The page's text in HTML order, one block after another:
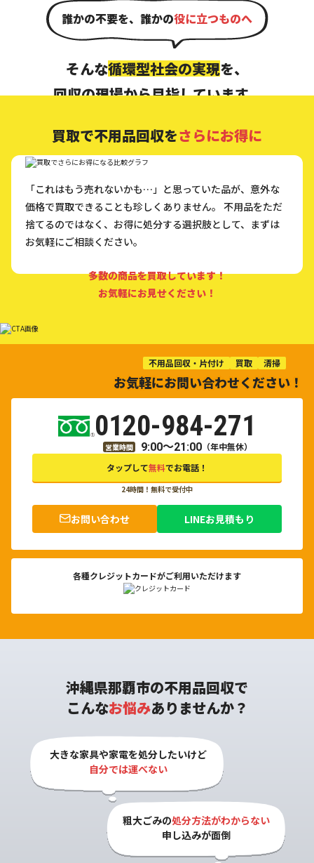
誰かの不要を、誰かの役に立つものへ
そんな循環型社会の実現を、
回収の現場から目指しています。
買取で不用品回収をさらにお得に
「これはもう売れないかも…」と思っていた品が、意外な
価格で買取できることも珍しくありません。 不用品をただ
捨てるのではなく、お得に処分する選択肢として、まずは
お気軽にご相談ください。
多数の商品を買取しています！
お気軽にお見せください！
不用品回収・片付け 買取 清掃
お気軽にお問い合わせください！
0120-984-271
営業時間 9:00～21:00 （年中無休）
タップして無料でお電話！
24時間！無料で受付中
お問い合わせ LINEお見積もり
各種クレジットカードがご利用いただけます
沖縄県那覇市の不用品回収で
こんなお悩みありませんか？
自分では運べない
大きな家具や家電を処分したいけど
処分方法がわからない
粗大ごみの
申し込みが面倒